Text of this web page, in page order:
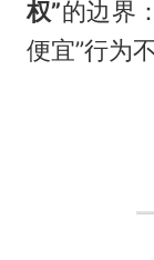
权”的边界
便宜”行为